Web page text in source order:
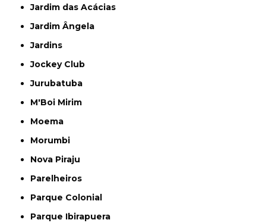
Jardim das Acácias
Jardim Ângela
Jardins
Jockey Club
Jurubatuba
M'Boi Mirim
Moema
Morumbi
Nova Piraju
Parelheiros
Parque Colonial
Parque Ibirapuera